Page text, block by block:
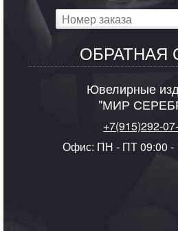
ОБРАТНАЯ
Ювелирные
"МИР
+7(915)292-
Офис: ПН - ПТ 09:00 -